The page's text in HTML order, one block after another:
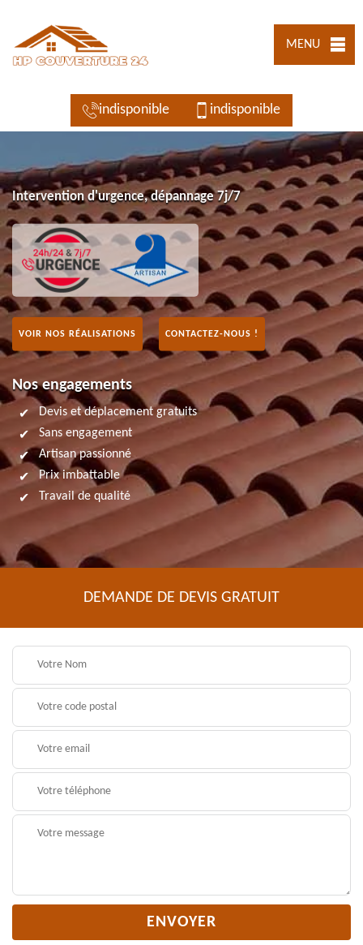
MENU
indisponible indisponible
Intervention d'urgence, dépannage 7j/7
VOIR NOS RÉALISATIONS CONTACTEZ-NOUS !
Nos engagements
Devis et déplacement gratuits
Sans engagement
Artisan passionné
Prix imbattable
Travail de qualité
DEMANDE DE DEVIS GRATUIT